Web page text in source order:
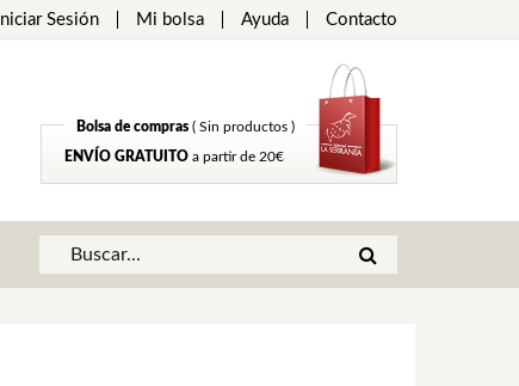
Iniciar Sesión Mi bolsa Ayuda Contacto
Bolsa de compras ( Sin productos )
ENVÍO GRATUITO a partir de 20€